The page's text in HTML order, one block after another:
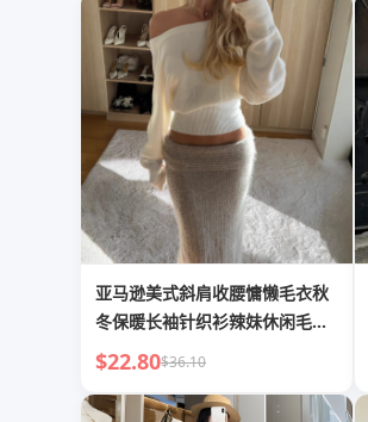
亚马逊美式斜肩收腰慵懒毛衣秋
冬保暖长袖针织衫辣妹休闲毛织
上衣
$22.80$36.10